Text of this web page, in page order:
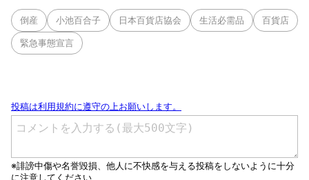
倒産 小池百合子 日本百貨店協会 生活必需品 百貨店
緊急事態宣言